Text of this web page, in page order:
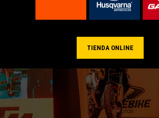
TIENDA ONLINE